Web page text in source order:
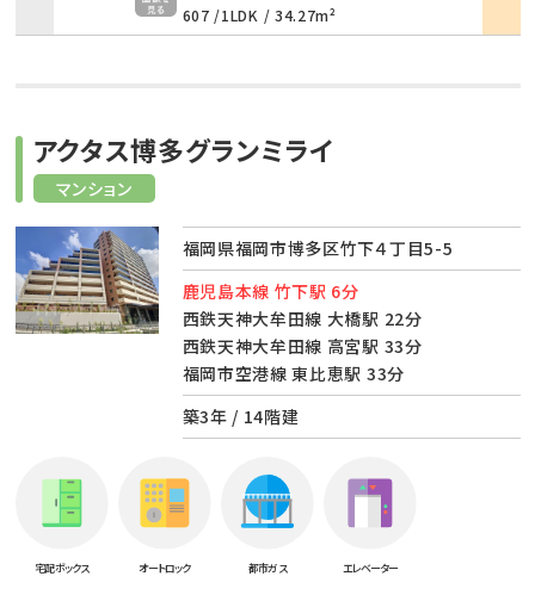
607 /1LDK / 34.27m²
マンション
アクタス博多グランミライ
福岡県福岡市博多区竹下４丁目5-5
鹿児島本線 竹下駅 6分
西鉄天神大牟田線 大橋駅 22分
西鉄天神大牟田線 高宮駅 33分
福岡市空港線 東比恵駅 33分
築3年 / 14階建
宅配ボックス オートロック 都市ガス エレベーター